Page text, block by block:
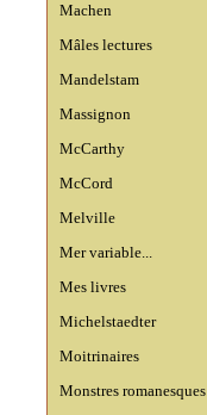
Machen
Mâles lectures
Mandelstam
Massignon
McCarthy
McCord
Melville
Mer variable...
Mes livres
Michelstaedter
Moitrinaires
Monstres romanesques